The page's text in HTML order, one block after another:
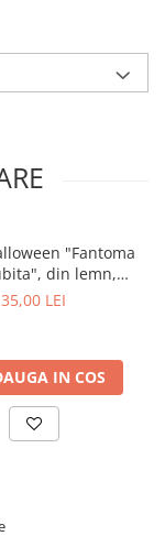
buzunar mare
timpul de livrare
realizate in
"Fantoma
din lemn,
laser
35,00 LEI
IN COS